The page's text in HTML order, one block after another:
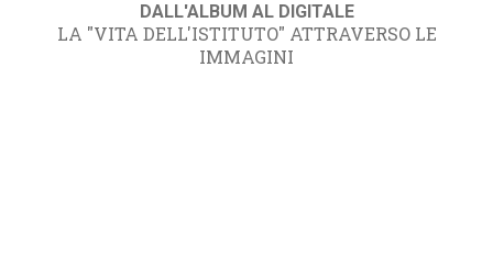
DALL'ALBUM AL DIGITALE
LA "VITA DELL'ISTITUTO" ATTRAVERSO LE
IMMAGINI